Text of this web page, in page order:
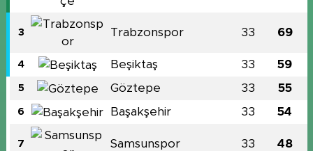
3 Trabzonspor 33 69
4 Beşiktaş 33 59
5 Göztepe 33 55
6 Başakşehir 33 54
7 Samsunspor 33 48